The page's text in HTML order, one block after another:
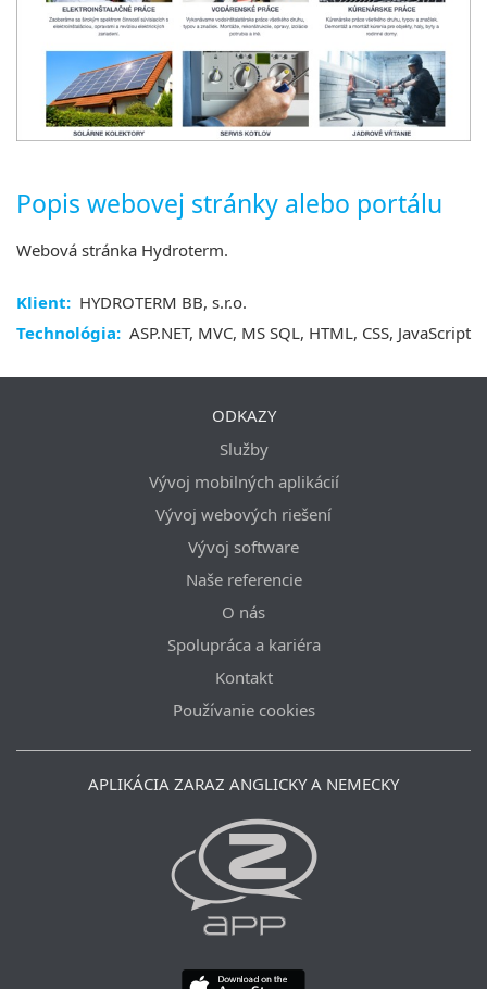
Popis webovej stránky alebo portálu
Webová stránka Hydroterm.
Klient: HYDROTERM BB, s.r.o.
Technológia: ASP.NET, MVC, MS SQL, HTML, CSS, JavaScript
ODKAZY
Služby
Vývoj mobilných aplikácií
Vývoj webových riešení
Vývoj software
Naše referencie
O nás
Spolupráca a kariéra
Kontakt
Používanie cookies
APLIKÁCIA ZARAZ ANGLICKY A NEMECKY